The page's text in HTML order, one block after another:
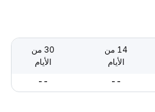
14 من
الأيام
30 من
الأيام
--
--